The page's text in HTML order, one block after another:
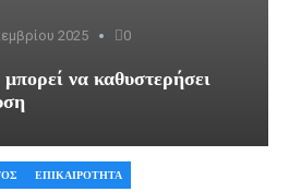
2025 0
να καθυστερήσει
ΕΠΙΚΑΙΡΌΤΗΤΑ